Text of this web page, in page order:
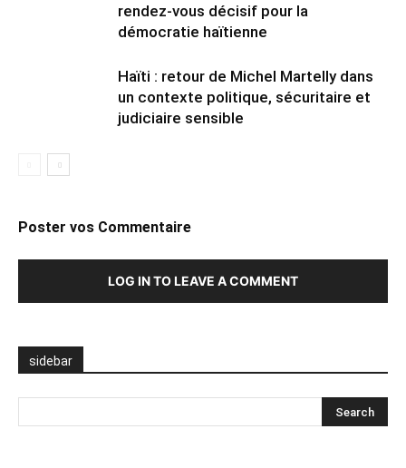
rendez-vous décisif pour la
démocratie haïtienne
Haïti : retour de Michel Martelly dans
un contexte politique, sécuritaire et
judiciaire sensible
Poster vos Commentaire
LOG IN TO LEAVE A COMMENT
sidebar